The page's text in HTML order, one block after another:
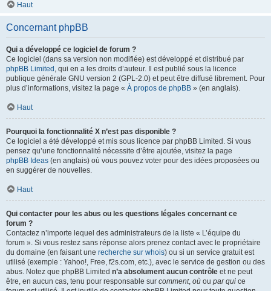
Haut
Concernant phpBB
Qui a développé ce logiciel de forum ?
Ce logiciel (dans sa version non modifiée) est développé et distribué par
phpBB Limited , qui en a les droits d’auteur. Il est publié sous la licence
publique générale GNU version 2 (GPL-2.0) et peut être diffusé librement. Pour
plus d’informations, visitez la page « À propos de phpBB » (en anglais).
Haut
Pourquoi la fonctionnalité X n’est pas disponible ?
Ce logiciel a été développé et mis sous licence par phpBB Limited. Si vous
pensez qu’une fonctionnalité nécessite d’être ajoutée, visitez la page
phpBB Ideas (en anglais) où vous pouvez voter pour des idées proposées ou
en suggérer de nouvelles.
Haut
Qui contacter pour les abus ou les questions légales concernant ce
forum ?
Contactez n’importe lequel des administrateurs de la liste « L’équipe du
forum ». Si vous restez sans réponse alors prenez contact avec le propriétaire
du domaine (en faisant une recherche sur whois) ou si un service gratuit est
utilisé (exemple : Yahoo!, Free, f2s.com, etc.), avec le service de gestion ou des
abus. Notez que phpBB Limited n’a absolument aucun contrôle et ne peut
être, en aucun cas, tenu pour responsable sur comment, où ou par qui ce